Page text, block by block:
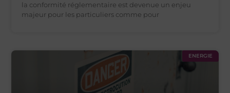
la conformité réglementaire est devenue un enjeu
majeur pour les particuliers comme pour
ENERGIE